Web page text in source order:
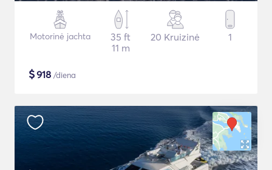
Motorinė jachta
35 ft
11 m
20 Kruizinė 1
$918 /diena